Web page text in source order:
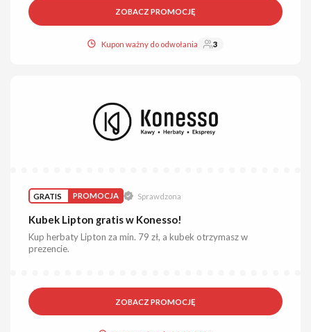
ZOBACZ PROMOCJĘ
Kupon ważny do odwołania 3
GRATIS PROMOCJA Sprawdzona
Kubek Lipton gratis w Konesso!
Kup herbaty Lipton za min. 79 zł, a kubek otrzymasz w
prezencie.
ZOBACZ PROMOCJĘ